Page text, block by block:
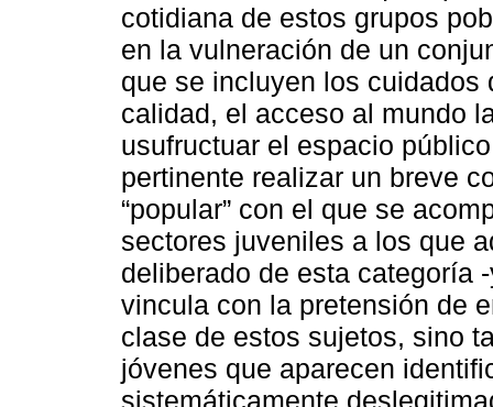
cotidiana de estos grupos
en la vulneración de un
que se incluyen los
calidad, el acceso al mundo
usufructuar el espacio
pertinente realizar un breve
“popular” con el que se
sectores juveniles a los que
deliberado de esta categoría
vincula con la pretensión de
clase de estos sujetos, sino
jóvenes que aparecen
sistemáticamente